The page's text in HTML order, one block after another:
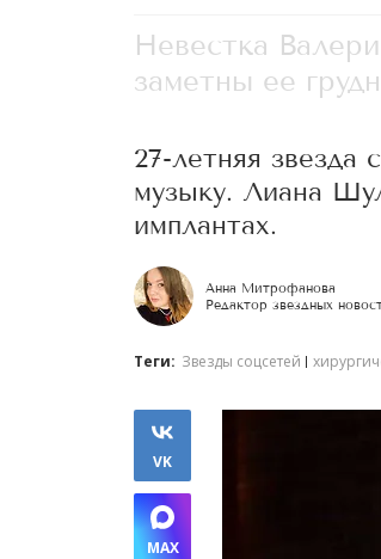
Невестка
заметны ее
27-летняя звезда
музыку. Лиана
имплантах.
Анна Митрофанова
Редактор звездных
Теги: Звезды соцсетей
VK
MAX